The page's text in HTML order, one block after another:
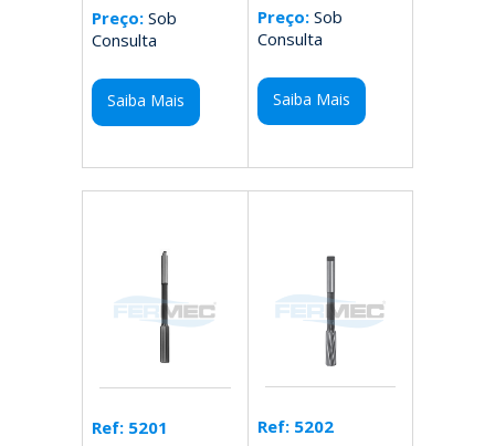
Preço: Sob
Consulta
Saiba Mais
Preço:Sob
Consulta
Saiba Mais
Ref: 5201 Ref: 5202